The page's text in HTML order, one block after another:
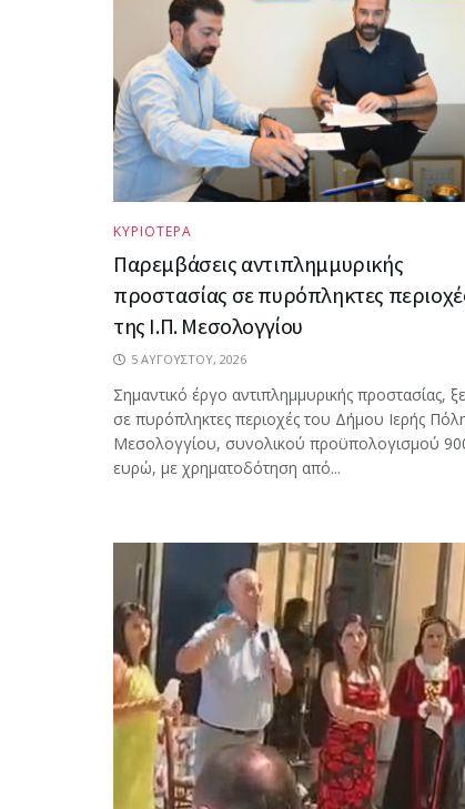
ΚΥΡΙΟΤΕΡΑ
Παρεμβάσεις αντιπλημμυρικής
προστασίας σε πυρόπληκτες
της Ι.Π. Μεσολογγίου
5 ΑΥΓΟΎΣΤΟΥ, 2026
Σημαντικό έργο αντιπλημμυρικής προστασίας,
σε πυρόπληκτες περιοχές του Δήμου Ιερής
Μεσολογγίου, συνολικού προϋπολογισμού
ευρώ, με χρηματοδότηση από...